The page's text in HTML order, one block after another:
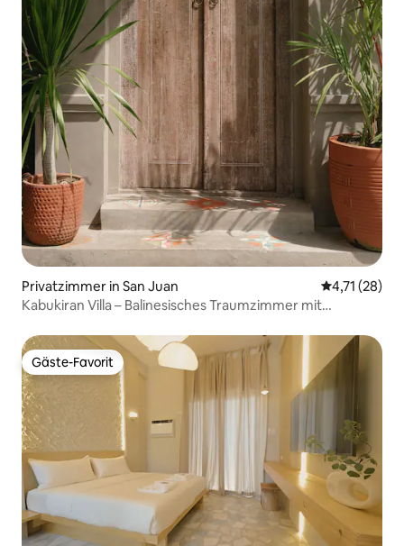
Privatzimmer in San Juan
4,71 (28)
Kabukiran Villa – Balinesisches Traumzimmer mit
Gäste-Favorit
Gäste-Favorit